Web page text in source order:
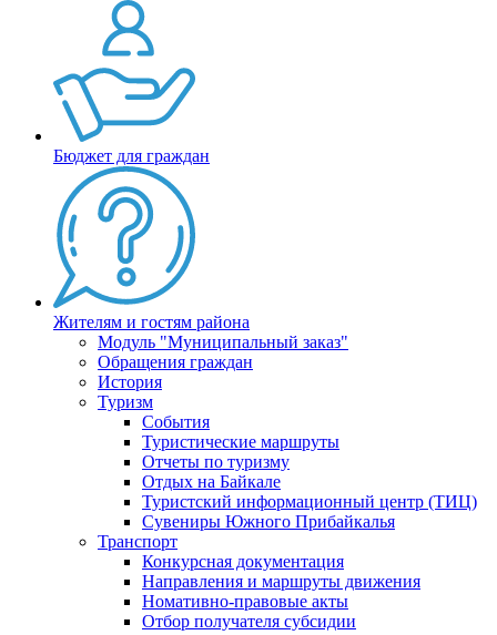
Бюджет для граждан
Жителям и гостям района
Модуль "Муниципальный заказ"
Обращения граждан
История
Туризм
События
Туристические маршруты
Отчеты по туризму
Отдых на Байкале
Туристский информационный центр (ТИЦ)
Сувениры Южного Прибайкалья
Транспорт
Конкурсная документация
Направления и маршруты движения
Номативно-правовые акты
Отбор получателя субсидии